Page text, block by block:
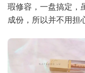
瑕修容，一盘搞定，
成份，所以并不用担